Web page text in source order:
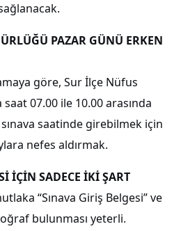
PAZAR GÜNÜ ERKEN
göre, Sur İlçe Nüfus
07.00 ile 10.00 arasında
saatinde girebilmek için
nefes aldırmak.
İÇİN SADECE İKİ ŞART
“Sınava Giriş Belgesi” ve
bulunması yeterli.